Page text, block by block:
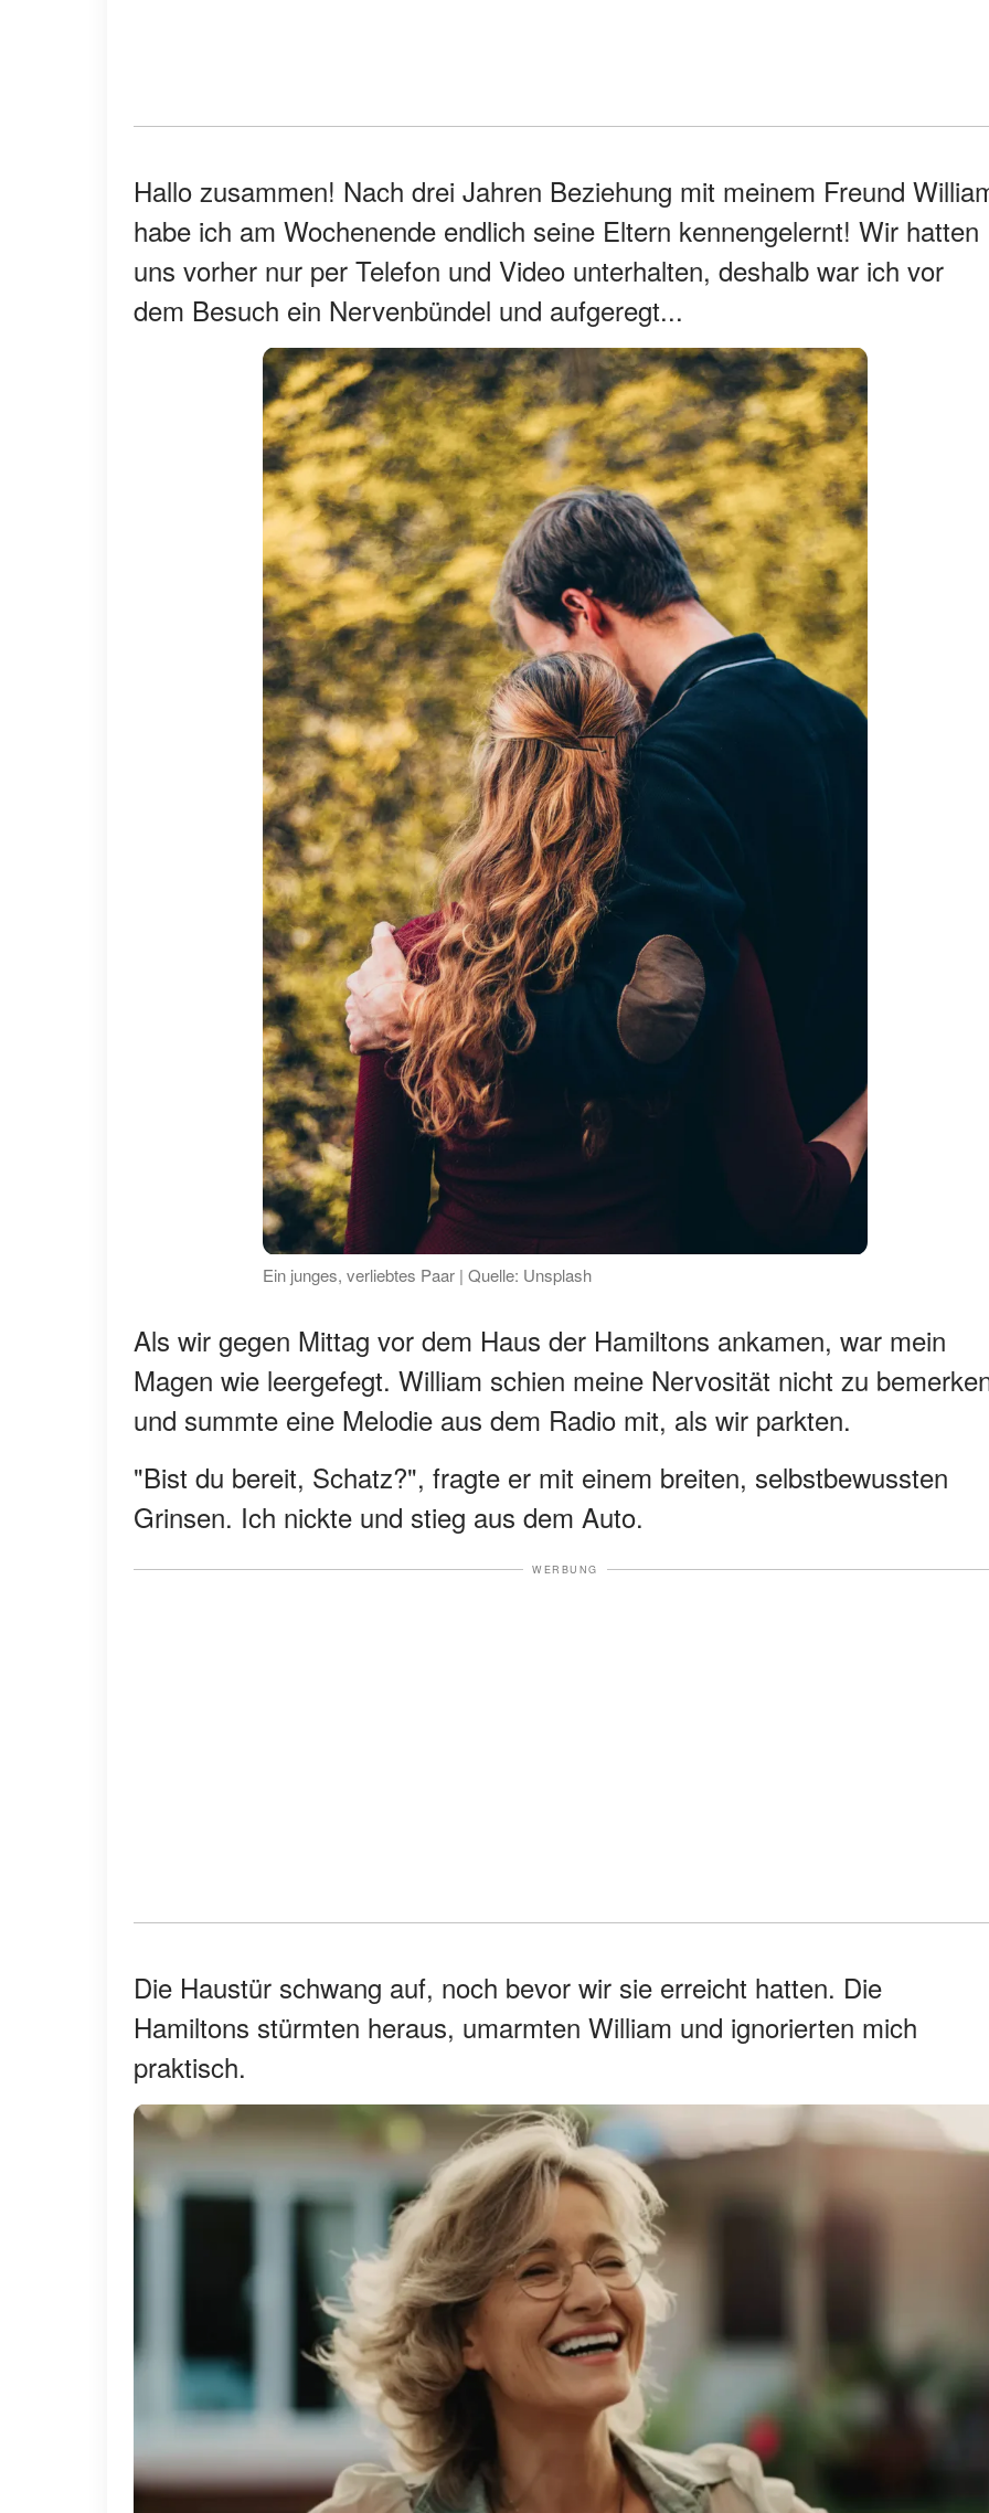
Hallo zusammen! Nach drei Jahren Beziehung mit meinem Freund
habe ich am Wochenende endlich seine Eltern kennengelernt! Wir hatten
uns vorher nur per Telefon und Video unterhalten, deshalb war ich vor
dem Besuch ein Nervenbündel und aufgeregt...
Ein junges, verliebtes Paar | Quelle: Unsplash
Als wir gegen Mittag vor dem Haus der Hamiltons ankamen, war mein
Magen wie leergefegt. William schien meine Nervosität nicht zu
und summte eine Melodie aus dem Radio mit, als wir parkten.
"Bist du bereit, Schatz?", fragte er mit einem breiten, selbstbewussten
Grinsen. Ich nickte und stieg aus dem Auto.
WERBUNG
Die Haustür schwang auf, noch bevor wir sie erreicht hatten. Die
Hamiltons stürmten heraus, umarmten William und ignorierten mich
praktisch.